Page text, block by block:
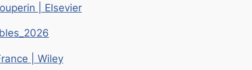
| Elsevier
| Wiley